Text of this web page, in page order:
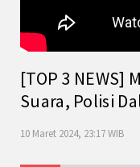
[TOP 3 NEWS]
Suara, Polisi
10 Maret 2024, 23:17 WIB